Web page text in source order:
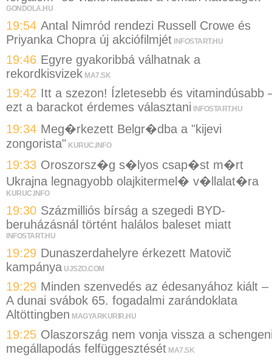
GONDOLA.HU
19:54 Antal Nimród rendezi Russell Crowe és
Priyanka Chopra új akciófilmjét INFOSTART.HU
19:46 Egyre gyakoribbá válhatnak a
rekordkisvizek MA7.SK
19:42 Itt a szezon! Ízletesebb és vitamindúsabb
ezt a barackot érdemes választani
INFOSTART.HU
19:34 Meg�rkezett Belgr�dba a "kijevi
zongorista" KURUC.INFO
19:33 Oroszorsz�g s�lyos csap�st m�rt
Ukrajna legnagyobb olajkitermel� v�llalat�ra
KURUC.INFO
19:30 Százmilliós bírság a szegedi BYD-
beruházásnál történt halálos baleset miatt
INFOSTART.HU
19:29 Dunaszerdahelyre érkezett Matovič
kampánya UJSZO.COM
19:29 Minden szenvedés az édesanyához kiált –
A dunai svábok 65. fogadalmi zarándoklata
Altöttingben MAGYARKURIR.HU
19:25 Olaszország nem vonja vissza a
megállapodás felfüggesztését MA7.SK